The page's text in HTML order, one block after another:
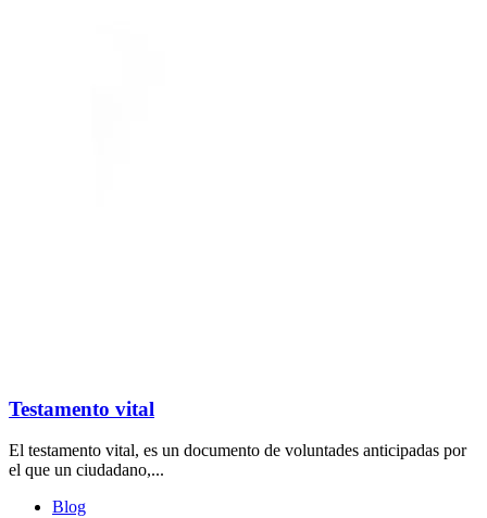
Testamento vital
El testamento vital, es un documento de voluntades anticipadas por
el que un ciudadano,...
Blog